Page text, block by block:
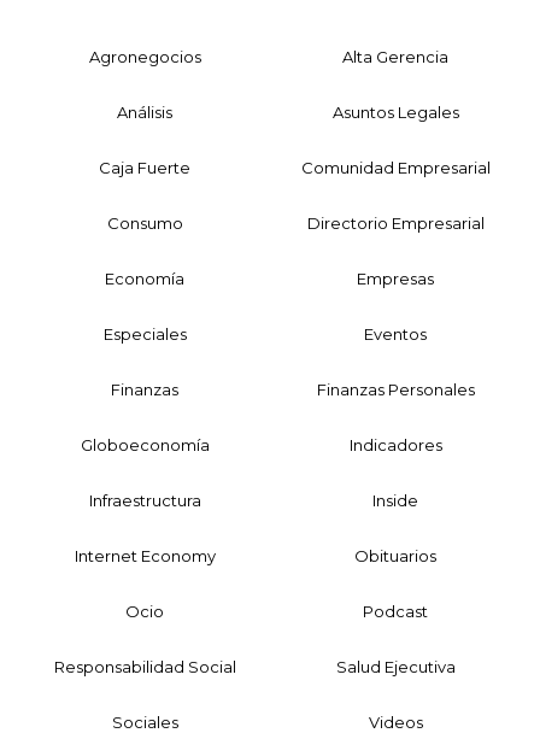
Agronegocios Alta Gerencia
Análisis Asuntos Legales
Caja Fuerte Comunidad Empresarial
Consumo Directorio Empresarial
Economía Empresas
Especiales Eventos
Finanzas Finanzas Personales
Globoeconomía Indicadores
Infraestructura Inside
Internet Economy Obituarios
Ocio Podcast
Responsabilidad Social Salud Ejecutiva
Sociales Videos